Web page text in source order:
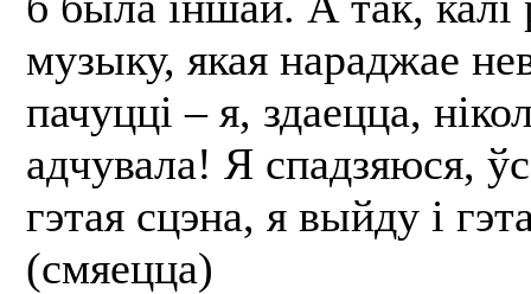
музыку, якая нараджае
пачуцці – я, здаецца,
адчувала! Я спадзяюся,
гэтая сцэна, я выйду і
(смяецца)